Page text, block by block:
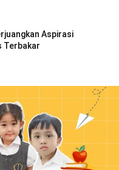
Aspirasi
Terbakar